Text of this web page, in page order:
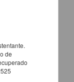
de